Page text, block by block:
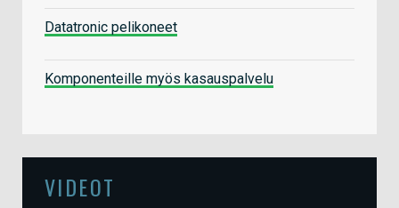
Datatronic pelikoneet
Komponenteille myös kasauspalvelu
VIDEOT